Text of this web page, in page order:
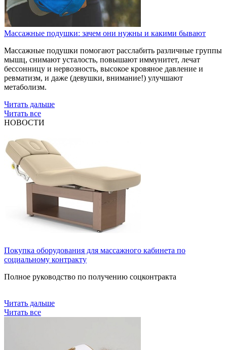
Массажные подушки: зачем они нужны и какими бывают
Массажные подушки помогают расслабить различные группы
мышц, снимают усталость, повышают иммунитет, лечат
бессонницу и нервозность, высокое кровяное давление и
ревматизм, и даже (девушки, внимание!) улучшают
метаболизм.
Читать дальше
Читать все
НОВОСТИ
Покупка оборудования для массажного кабинета по
социальному контракту
Полное руководство по получению соцконтракта
Читать дальше
Читать все